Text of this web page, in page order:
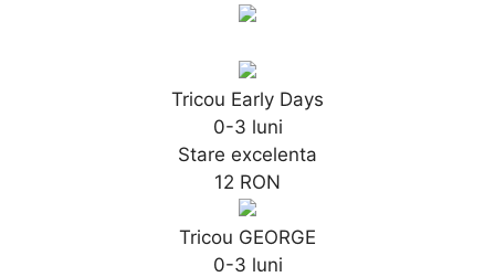
Tricou Early Days
0-3 luni
Stare excelenta
12 RON
Tricou GEORGE
0-3 luni